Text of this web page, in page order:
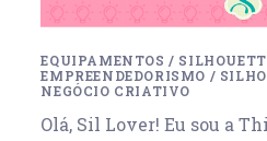
EQUIPAMENTOS /
EMPREENDEDORISMO /
NEGÓCIO CRIATIVO
Olá, Sil Lover! Eu sou a